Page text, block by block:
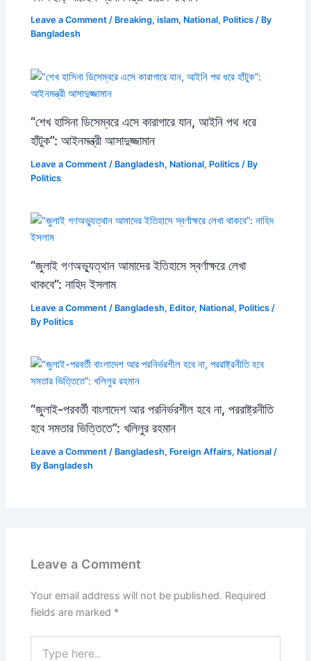
Leave a Comment / Breaking,islam, National, Politics / By
Bangladesh
“শেখ হাসিনা ডিসেম্বরে এসে কারাগারে যান, আইনি পথ ধরে
হাঁটুক”: আইনমন্ত্রী আসাদুজ্জামান
Leave a Comment / Bangladesh, National, Politics / By
Politics
“জুলাই গণঅভ্যুত্থান আমাদের ইতিহাসে স্বর্ণাক্ষরে লেখা
থাকবে”: নাহিদ ইসলাম
Leave a Comment / Bangladesh, Editor, National, Politics /
By Politics
“জুলাই-পরবর্তী বাংলাদেশ আর পরনির্ভরশীল হবে না, পররাষ্ট্রনীতি
হবে সমতার ভিত্তিতে”: খলিলুর রহমান
Leave a Comment / Bangladesh, Foreign Affairs, National /
By Bangladesh
Leave a Comment
Your email address will not be published. Required
fields are marked *
here..